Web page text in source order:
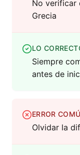
No verificar
Grecia
LO
Siempre
antes de
ERROR
Olvidar la